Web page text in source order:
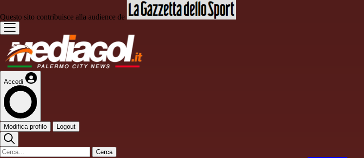
Questo sito contribuisce alla audience de
Accedi
Modifica profilo Logout
Cerca